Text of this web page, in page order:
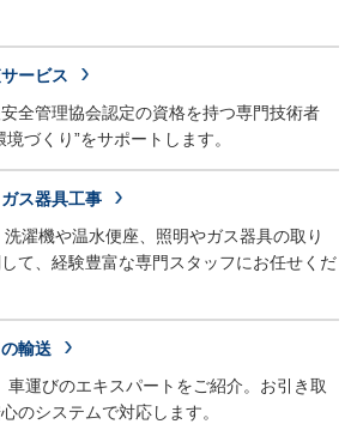
ービス
全管理協会認定の資格を持つ専門技術者
づくり”をサポートします。
ス器具工事
濯機や温水便座、照明やガス器具の取り
て、経験豊富な専門スタッフにお任せくだ
輸送
車運びのエキスパートをご紹介。お引き取
のシステムで対応します。